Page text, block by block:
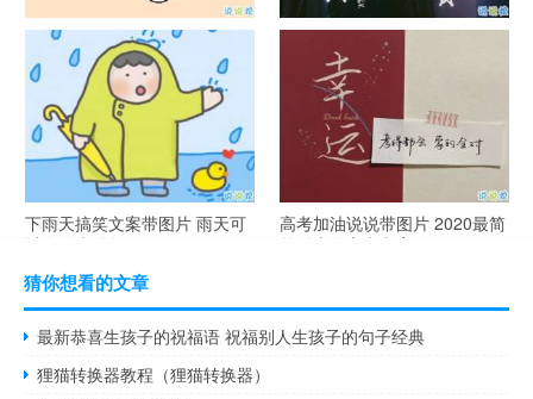
谐音梗土味情话大全带图片 油
腻搞笑的土味情话
很酷的霸气句子带图片 最新霸
气说说高冷范
下雨天搞笑文案带图片 雨天可
以发的幽默句子
高考加油说说带图片 2020最简
单励志的高考文案
猜你想看的文章
最新恭喜生孩子的祝福语 祝福别人生孩子的句子经典
狸猫转换器教程（狸猫转换器）